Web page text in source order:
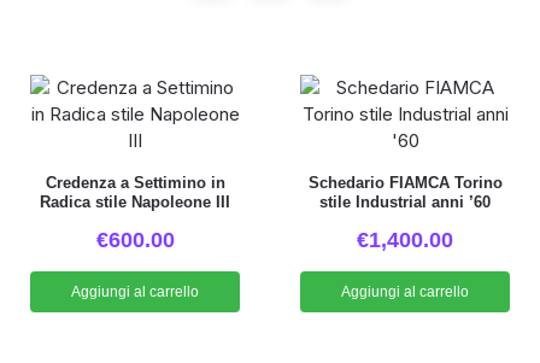
Credenza a Settimino in
Radica stile Napoleone III
€600.00
Aggiungi al carrello
Schedario FIAMCA Torino
stile Industrial anni ’60
€1,400.00
Aggiungi al carrello